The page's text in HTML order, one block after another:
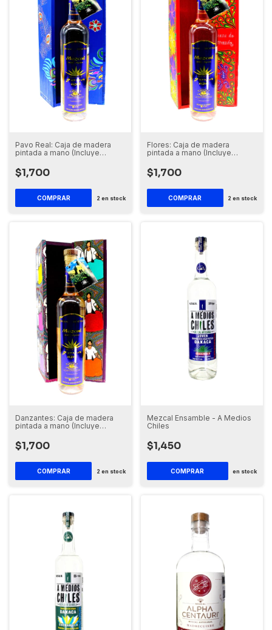
Pavo Real: Caja de madera
pintada a mano (Incluye
$1,700
COMPRAR 2 en stock
Flores: Caja de madera
pintada a mano (Incluye
$1,700
COMPRAR 2 en stock
Danzantes: Caja de madera
pintada a mano (Incluye
$1,700
COMPRAR 2 en stock
Mezcal Ensamble - A Medios
Chiles
$1,450
en stock